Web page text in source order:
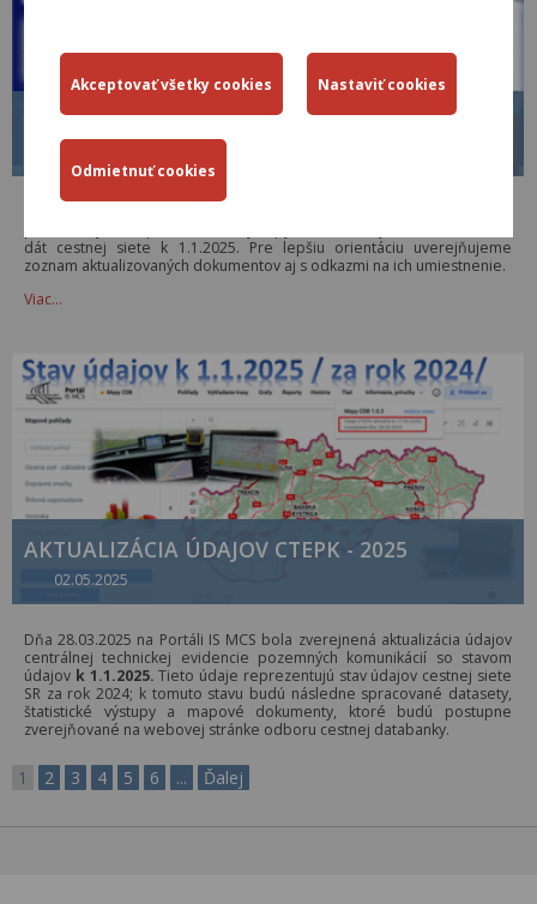
STAV AKTUALIZÁCIE 2025
dát cestnej siete k 1.1.2025. Pre lepšiu orientáciu uverejňujeme
zoznam aktualizovaných dokumentov aj s odkazmi na ich umiestnenie.
Viac…
AKTUALIZÁCIA ÚDAJOV CTEPK - 2025
02.05.2025
Dňa 28.03.2025 na Portáli IS MCS bola zverejnená aktualizácia údajov
centrálnej technickej evidencie pozemných komunikácií so stavom
údajov k 1.1.2025. Tieto údaje reprezentujú stav údajov cestnej siete
SR za rok 2024; k tomuto stavu budú následne spracované datasety,
štatistické výstupy a mapové dokumenty, ktoré budú postupne
zverejňované na webovej stránke odboru cestnej databanky.
1 2 3 4 5 6 ... Ďalej